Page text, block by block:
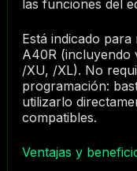
las funciones del
Está indicado
A40R (incluyendo
/XU, /XL). No
programación:
utilizarlo
compatibles.
Ventajas y